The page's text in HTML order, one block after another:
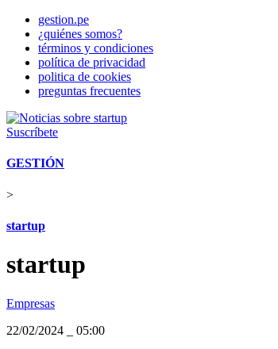
gestion.pe
¿quiénes somos?
términos y condiciones
política de privacidad
politica de cookies
preguntas frecuentes
Suscríbete
GESTIÓN
>
startup
startup
Empresas
22/02/2024
05:00